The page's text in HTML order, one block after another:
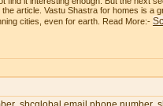
article. Vastu Shastra for homes is a
cities, even for earth. Read More:-